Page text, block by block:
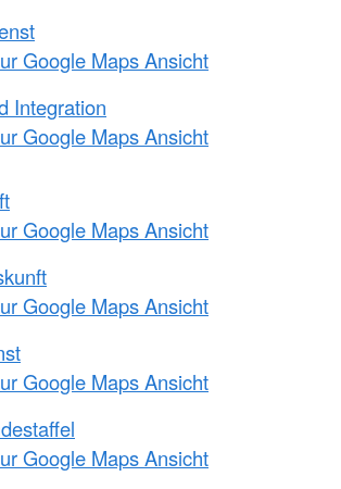
Google Maps Ansicht
Integration
Google Maps Ansicht
Google Maps Ansicht
Google Maps Ansicht
Google Maps Ansicht
Google Maps Ansicht